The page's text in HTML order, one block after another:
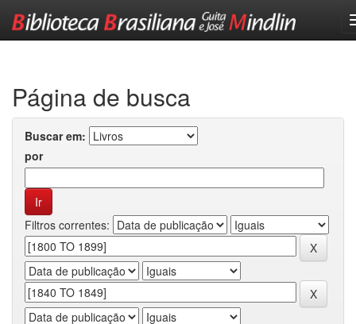
Página de busca
Buscar em:
por
Filtros correntes: